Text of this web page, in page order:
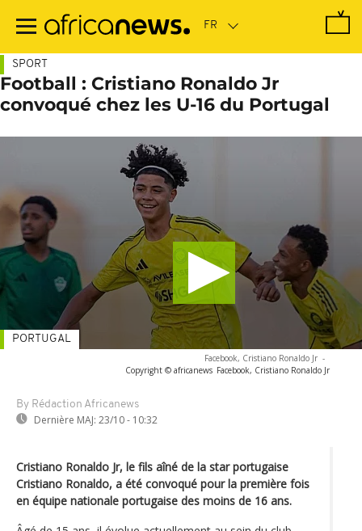
contenu
SPORT
Football : Cristiano Ronaldo Jr
convoqué chez les U-16 du Portugal
Facebook, Cristiano Ronaldo Jr -
Copyright © africanews Facebook, Cristiano Ronaldo Jr
By Rédaction Africanews
Dernière MAJ: 23/10 - 10:32
PORTUGAL
Cristiano Ronaldo Jr, le fils aîné de la star portugaise
Cristiano Ronaldo, a été convoqué pour la première fois
en équipe nationale portugaise des moins de 16 ans.